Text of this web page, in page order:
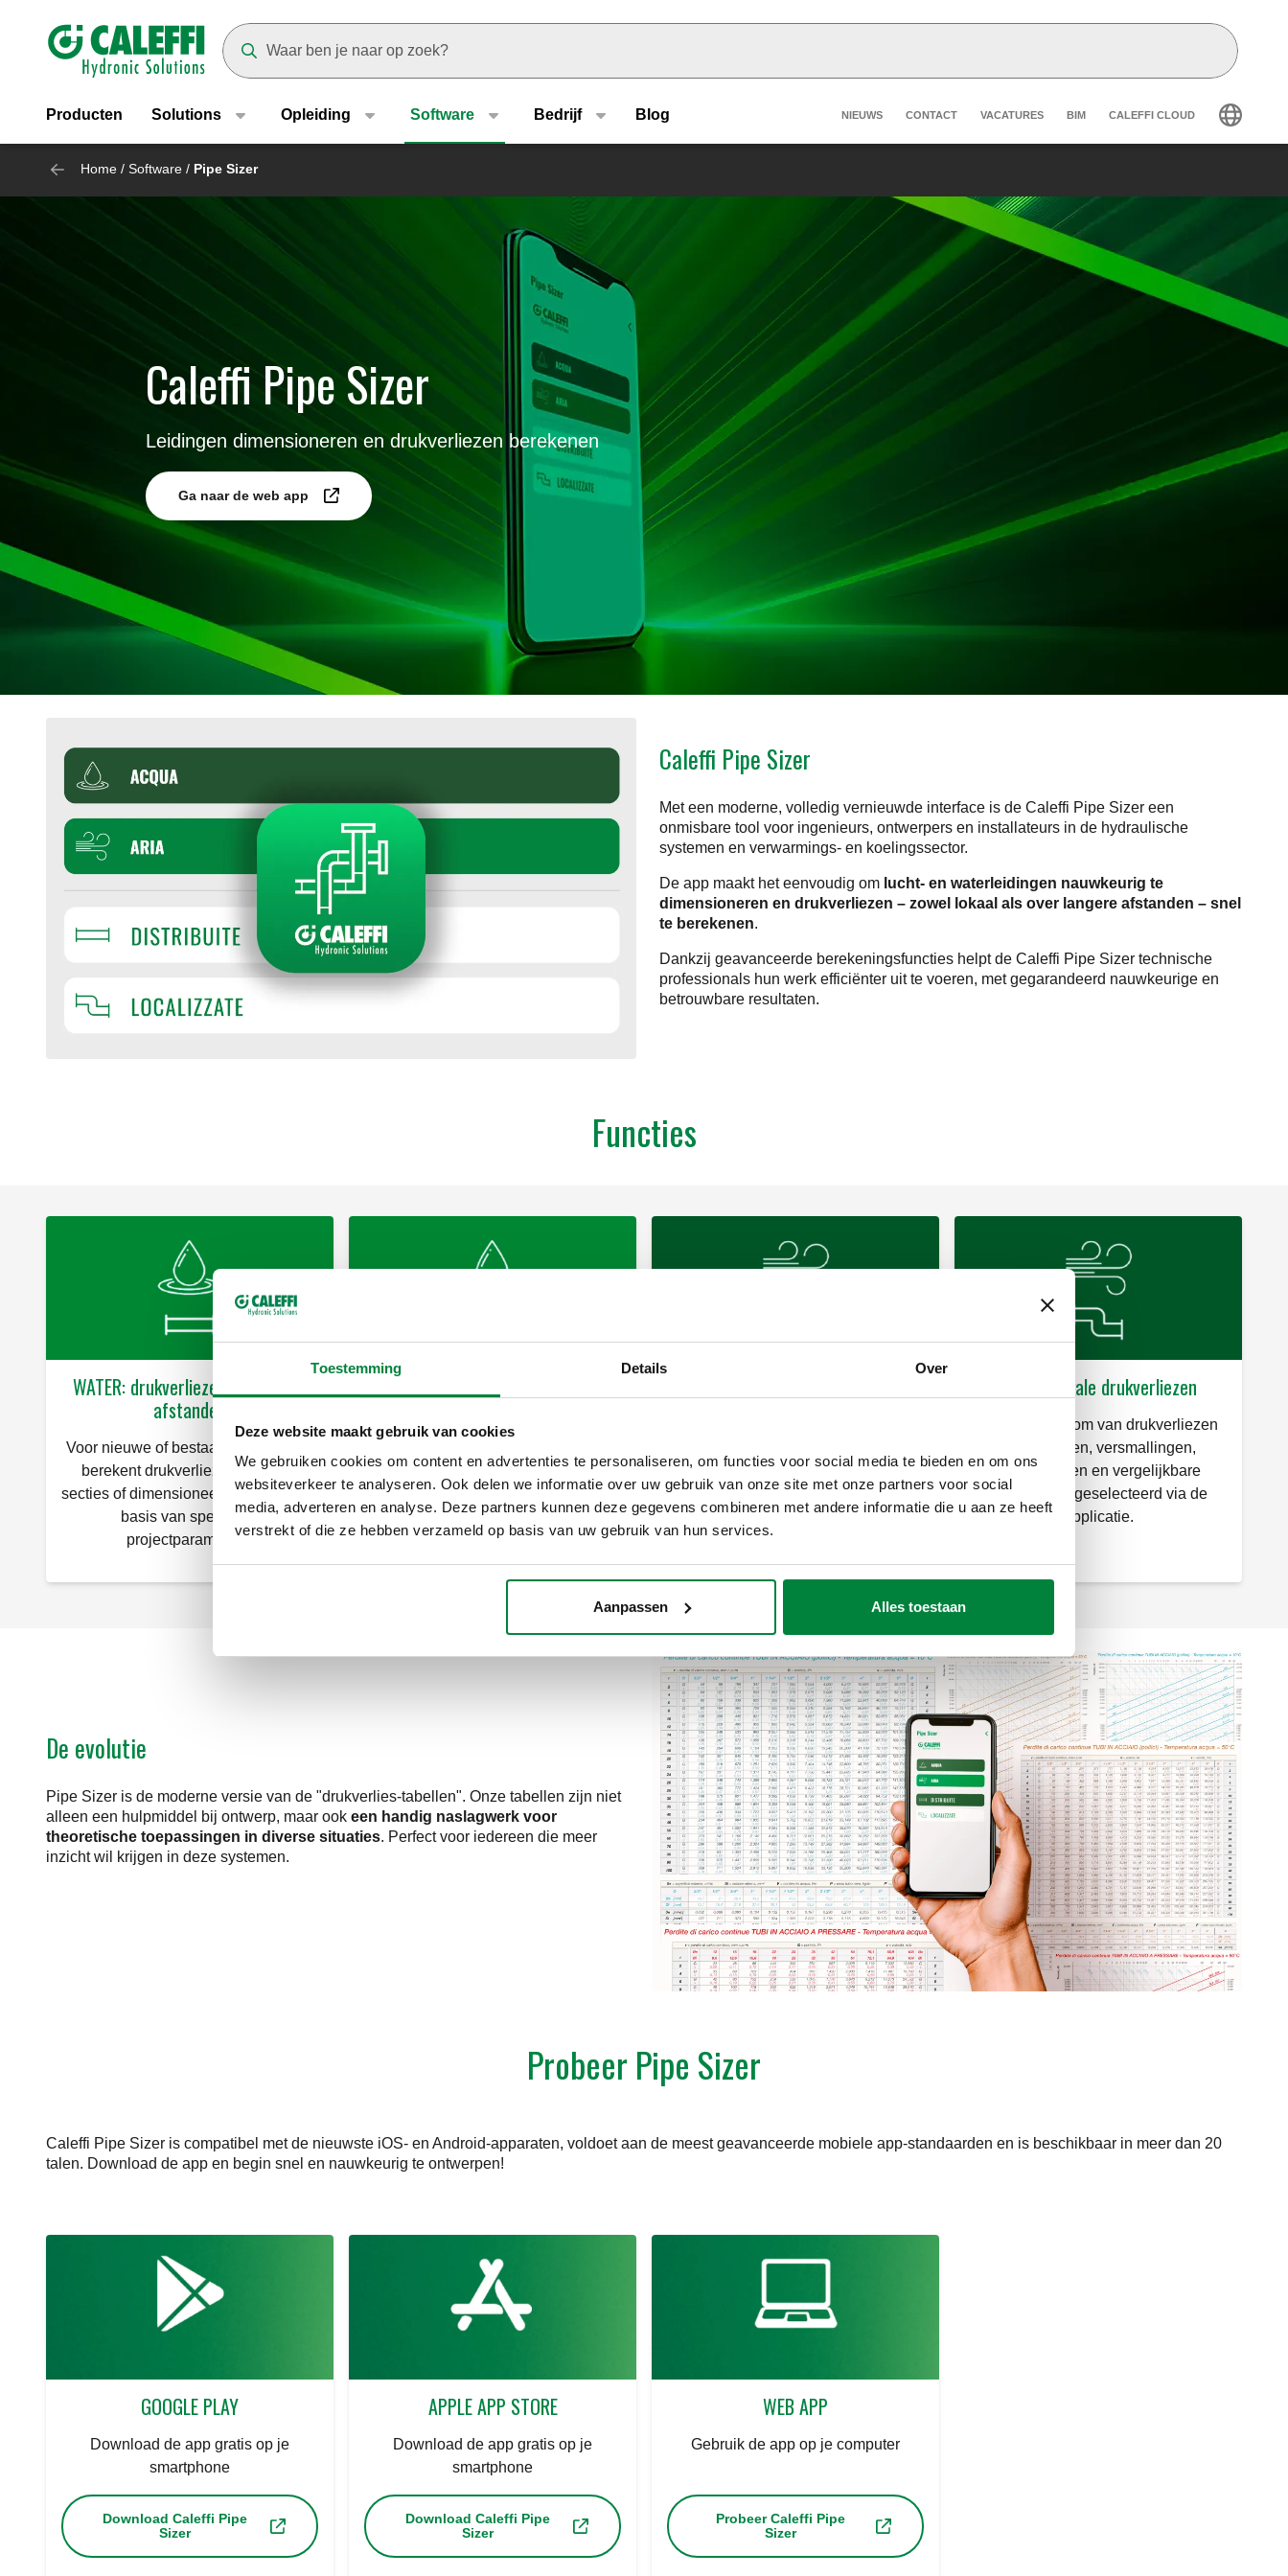
Toestemming Details Over
Deze website maakt gebruik van cookies
We gebruiken cookies om content en advertenties te personaliseren, om functies voor social media te bieden en om ons
websiteverkeer te analyseren. Ook delen we informatie over uw gebruik van onze site met onze partners voor social
media, adverteren en analyse. Deze partners kunnen deze gegevens combineren met andere informatie die u aan ze heeft
verstrekt of die ze hebben verzameld op basis van uw gebruik van hun services.
Aanpassen Alles toestaan
Header main navigation
Producten Solutions Opleiding Software Bedrijf Blog Header secondary navigation
NIEUWS CONTACT VACATURES BIM CALEFFI CLOUD
Home / Software / Pipe Sizer
Caleffi Pipe Sizer
Leidingen dimensioneren en drukverliezen berekenen
Ga naar de web app
Caleffi Pipe Sizer
Met een moderne, volledig vernieuwde interface is de Caleffi Pipe Sizer een
onmisbare tool voor ingenieurs, ontwerpers en installateurs in de hydraulische
systemen en verwarmings- en koelingssector.
De app maakt het eenvoudig om lucht- en waterleidingen nauwkeurig te
dimensioneren en drukverliezen – zowel lokaal als over langere afstanden – snel
te berekenen.
Dankzij geavanceerde berekeningsfuncties helpt de Caleffi Pipe Sizer technische
professionals hun werk efficiënter uit te voeren, met gegarandeerd nauwkeurige en
betrouwbare resultaten.
Functies
WATER: drukverliezen over lange
afstanden
Voor nieuwe of bestaande leidingen:
berekent drukverliezen in rechte
secties of dimensioneert de leiding op
basis van specifieke
projectparameters.
Berekent de som van drukverliezen
aansluitingen en vergelijkbare
onderdelen met behulp van een
handige ondersteunende grafiek.
rechthoekige doorsnede: berekent
drukverliezen in rechte secties of
dimensioneert het kanaal.
LUCHT: lokale drukverliezen
Berekent de som van drukverliezen
voor bochten, versmallingen,
aansluitingen en vergelijkbare
onderdelen, geselecteerd via de
applicatie.
De evolutie
Pipe Sizer is de moderne versie van de "drukverlies-tabellen". Onze tabellen zijn niet
alleen een hulpmiddel bij ontwerp, maar ook een handig naslagwerk voor
theoretische toepassingen in diverse situaties. Perfect voor iedereen die meer
inzicht wil krijgen in deze systemen.
Probeer Pipe Sizer
Caleffi Pipe Sizer is compatibel met de nieuwste iOS- en Android-apparaten, voldoet aan de meest geavanceerde mobiele app-standaarden en is beschikbaar in meer dan 20
talen. Download de app en begin snel en nauwkeurig te ontwerpen!
GOOGLE PLAY
Download de app gratis op je
smartphone
Download Caleffi Pipe
Sizer
APPLE APP STORE
Download de app gratis op je
smartphone
Download Caleffi Pipe
Sizer
WEB APP
Gebruik de app op je computer
Probeer Caleffi Pipe
Sizer